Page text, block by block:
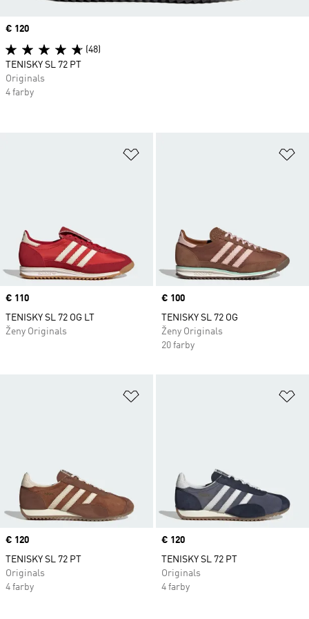
Pridať do zoznamu želaných
Price
€ 110
TENISKY SL 72 OG LT
Ženy Originals
Price
€ 100
TENISKY SL 72 OG
Ženy Originals
20 farby
Pridať do zoznamu želaných
Price
€ 120
TENISKY SL 72 PT
Originals
4 farby
Price
€ 120
TENISKY SL 72 PT
Originals
4 farby
Price
€ 120
(48)
TENISKY SL 72 PT
Originals
4 farby